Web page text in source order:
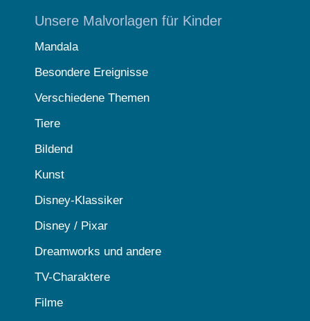
Unsere Malvorlagen für Kinder
Mandala
Besondere Ereignisse
Verschiedene Themen
Tiere
Bildend
Kunst
Disney-Klassiker
Disney / Pixar
Dreamworks und andere
TV-Charaktere
Filme